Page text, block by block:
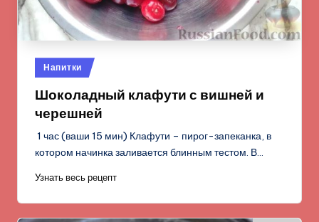
Опубликовано
в
Напитки
Шоколадный клафути с вишней и
черешней
1 час (ваши 15 мин) Клафути – пирог-запеканка, в
котором начинка заливается блинным тестом. В…
Узнать весь рецепт